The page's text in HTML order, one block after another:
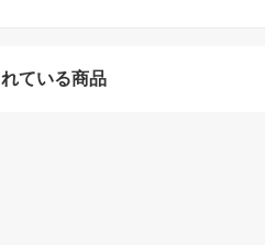
ている商品